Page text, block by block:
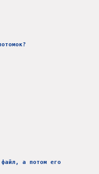
а потом его